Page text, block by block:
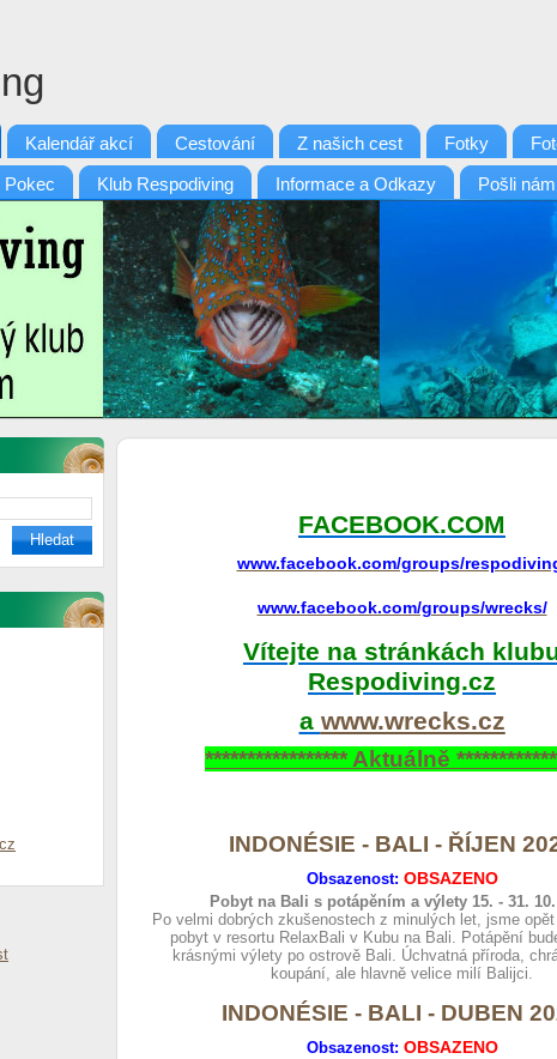
Kalendář akcí Cestování Z našich cest Fotky
Pokec Klub Respodiving Informace a Odkazy Pošli
FACEBOOK.COM
www.facebook.com/groups/
www.facebook.com/groups/wrecks/
Vítejte na stránkách
Respodiving.cz
a www.wrecks.cz
***************** Aktuálně
INDONÉSIE - BALI - ŘÍJEN
Obsazenost: OBSAZENO
Pobyt na Bali s potápěním a výlety 15. - 31. 10.
Po velmi dobrých zkušenostech z minulých let, jsme
pobyt v resortu RelaxBali v Kubu na Bali. Potápění
krásnými výlety po ostrově Bali. Úchvatná příroda,
koupání, ale hlavně velice milí Balijci.
INDONÉSIE - BALI - DUBEN
Obsazenost: OBSAZENO